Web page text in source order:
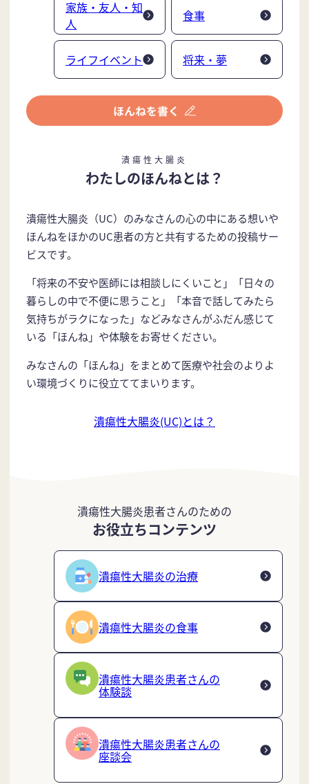
家族・友人・知
人
食事
ライフイベント 将来・夢
潰瘍性大腸炎
わたしのほんねとは？
潰瘍性大腸炎（UC）のみなさんの心の中にある想いや
ほんねをほかのUC患者の方と共有するための投稿サー
ビスです。
「将来の不安や医師には相談しにくいこと」「日々の
暮らしの中で不便に思うこと」「本音で話してみたら
気持ちがラクになった」などみなさんがふだん感じて
いる「ほんね」や体験をお寄せください。
みなさんの「ほんね」をまとめて医療や社会のよりよ
い環境づくりに役立ててまいります。
潰瘍性大腸炎(UC)とは？
潰瘍性大腸炎患者さんのための
お役立ちコンテンツ
潰瘍性大腸炎の治療
潰瘍性大腸炎の食事
潰瘍性大腸炎患者さんの
体験談
潰瘍性大腸炎患者さんの
座談会